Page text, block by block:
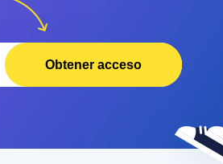
Obtener acceso